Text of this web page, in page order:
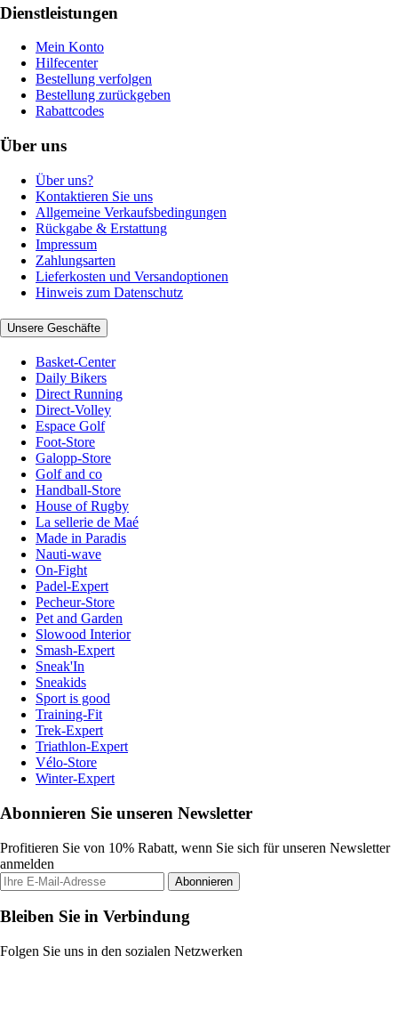
Dienstleistungen
Mein Konto
Hilfecenter
Bestellung verfolgen
Bestellung zurückgeben
Rabattcodes
Über uns
Über uns?
Kontaktieren Sie uns
Allgemeine Verkaufsbedingungen
Rückgabe & Erstattung
Impressum
Zahlungsarten
Lieferkosten und Versandoptionen
Hinweis zum Datenschutz
Unsere Geschäfte
Basket-Center
Daily Bikers
Direct Running
Direct-Volley
Espace Golf
Foot-Store
Galopp-Store
Golf and co
Handball-Store
House of Rugby
La sellerie de Maé
Made in Paradis
Nauti-wave
On-Fight
Padel-Expert
Pecheur-Store
Pet and Garden
Slowood Interior
Smash-Expert
Sneak'In
Sneakids
Sport is good
Training-Fit
Trek-Expert
Triathlon-Expert
Vélo-Store
Winter-Expert
Abonnieren Sie unseren Newsletter
Profitieren Sie von 10% Rabatt, wenn Sie sich für unseren Newsletter
anmelden
Abonnieren
Bleiben Sie in Verbindung
Folgen Sie uns in den sozialen Netzwerken